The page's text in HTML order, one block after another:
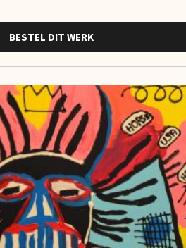
BESTEL DIT WERK